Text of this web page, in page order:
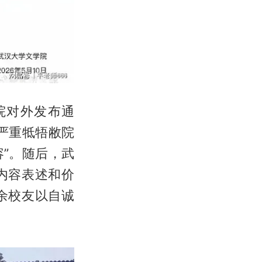
对外发布通
重牴牾敝院
。随后，武
容表述和价
校友以自诚